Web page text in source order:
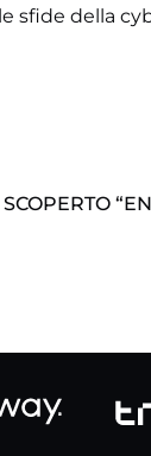
sfide della